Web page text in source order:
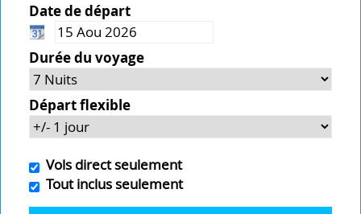
Date de départ
Durée du voyage
Départ flexible
Vols direct seulement
Tout inclus seulement